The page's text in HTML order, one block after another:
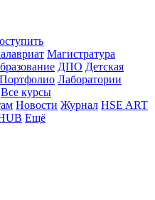
Магистратура
ДПО Детская
Портфолио Лаборатории
Все курсы
Новости Журнал HSE ART
Ещё